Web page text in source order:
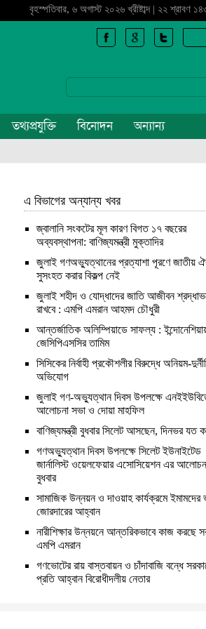
বৃহস্পতিবার, ৬ অগাস্ট ২০২৬ খ্রীষ্টাব্দ | ২২ শ্রাবণ
তথ্যপ্রযুক্তি বিনোদন অন্যান্য
এ বিভাগের অন্যান্য খবর
জ্বালানি সংকটের মূল কারণ বিগত ১৭ বছরের
অব্যবস্থাপনা: বাণিজ্যমন্ত্রী মুক্তাদির
জুলাই গণঅভ্যুত্থানের প্রত্যাশা পূরণে জাতীয়
সুসংহত করার বিকল্প নেই
জুলাই শহীদ ও যোদ্ধাদের জাতি আজীবন
রাখবে : এমপি এমরান আহমদ চৌধুরী
আন্তর্জাতিক অলিম্পিয়াডে সাফল্য :
জেসিপিএসসির তামিম
সিসিকের নির্বাহী প্রকৌশলীর বিরুদ্ধে অনিয়ম-
অভিযোগ
জুলাই গণ-অভ্যুত্থান দিবস উপলক্ষে
আলোচনা সভা ও দোয়া মাহফিল
বাণিজ্যমন্ত্রী বুধবার সিলেট আসছেন, দিনভর যত
গণঅভ্যুত্থান দিবস উপলক্ষে সিলেট ইউনাইটেড
জার্নালিস্ট ওয়েলফেয়ার এসোসিয়েশন এর
বুধবার
সামাজিক উন্নয়ন ও দাওয়াহ কার্যক্রমে ইমামদের
জোরদারের আহ্বান
নারীশিক্ষার উন্নয়নে আন্তরিকভাবে কাজ করছে
এমপি এমরান
গণভোটের রায় বাস্তবায়ন ও চাঁদাবাজি বন্ধে
প্রতি আহ্বান বিরোধীদলীয় নেতার